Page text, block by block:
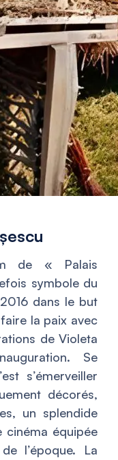
de « Palais
symbole du
dans le but
la paix avec
de Violeta
Se
s’émerveiller
décorés,
un splendide
cinéma équipée
l’époque. La